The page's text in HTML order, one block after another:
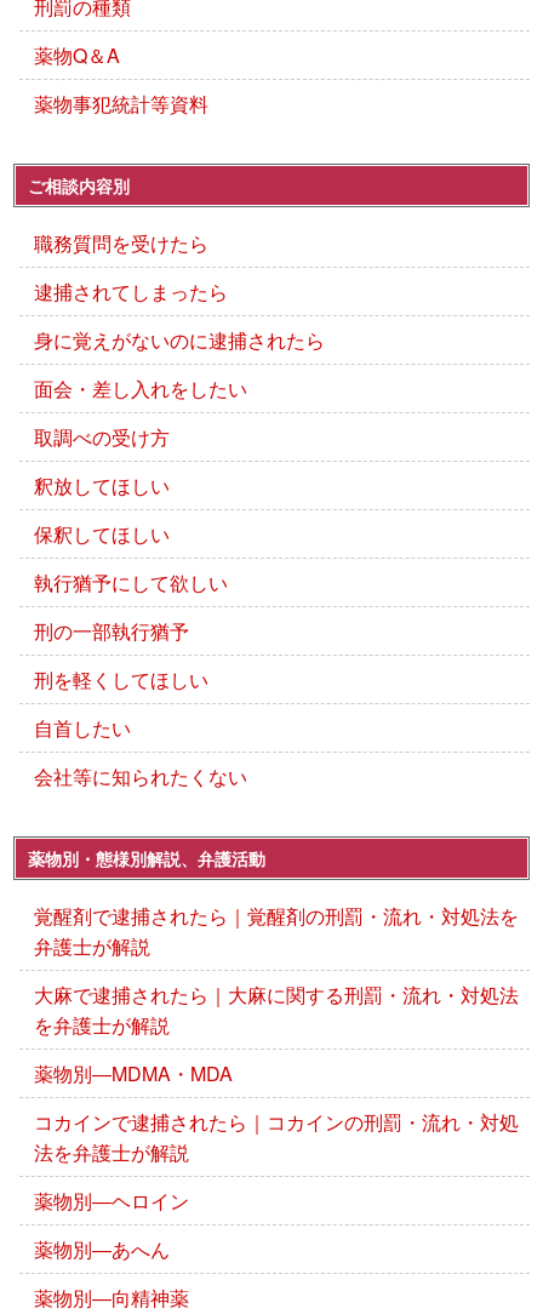
刑罰の種類
薬物Q＆A
薬物事犯統計等資料
ご相談内容別
職務質問を受けたら
逮捕されてしまったら
身に覚えがないのに逮捕されたら
面会・差し入れをしたい
取調べの受け方
釈放してほしい
保釈してほしい
執行猶予にして欲しい
刑の一部執行猶予
刑を軽くしてほしい
自首したい
会社等に知られたくない
薬物別・態様別解説、弁護活動
覚醒剤で逮捕されたら｜覚醒剤の刑罰・流れ・対処法を
弁護士が解説
大麻で逮捕されたら｜大麻に関する刑罰・流れ・対処法
を弁護士が解説
薬物別―MDMA・MDA
コカインで逮捕されたら｜コカインの刑罰・流れ・対処
法を弁護士が解説
薬物別―ヘロイン
薬物別―あへん
薬物別―向精神薬